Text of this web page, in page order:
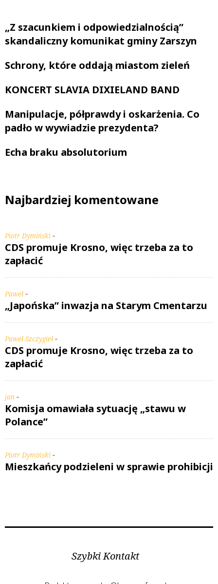
„Z szacunkiem i odpowiedzialnością”
skandaliczny komunikat gminy Zarszyn
Schrony, które oddają miastom zieleń
KONCERT SLAVIA DIXIELAND BAND
Manipulacje, półprawdy i oskarżenia. Co
padło w wywiadzie prezydenta?
Echa braku absolutorium
Najbardziej komentowane
Piotr Dymiński -
CDS promuje Krosno, więc trzeba za to
zapłacić
Paweł -
„Japońska” inwazja na Starym Cmentarzu
Paweł Szczygieł -
CDS promuje Krosno, więc trzeba za to
zapłacić
jan -
Komisja omawiała sytuację „stawu w
Polance”
Piotr Dymiński -
Mieszkańcy podzieleni w sprawie prohibicji
Szybki Kontakt